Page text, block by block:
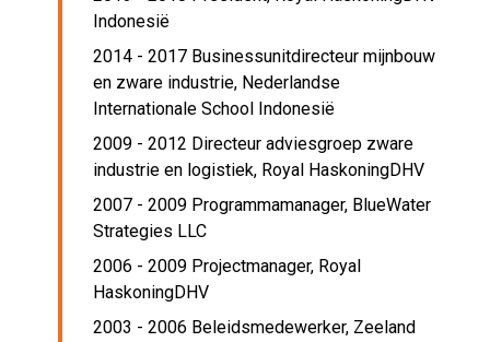
Indonesië
2014 - 2017 Businessunitdirecteur mijnbouw
en zware industrie, Nederlandse
Internationale School Indonesië
2009 - 2012 Directeur adviesgroep zware
industrie en logistiek, Royal HaskoningDHV
2007 - 2009 Programmamanager, BlueWater
Strategies LLC
2006 - 2009 Projectmanager, Royal
HaskoningDHV
2003 - 2006 Beleidsmedewerker, Zeeland